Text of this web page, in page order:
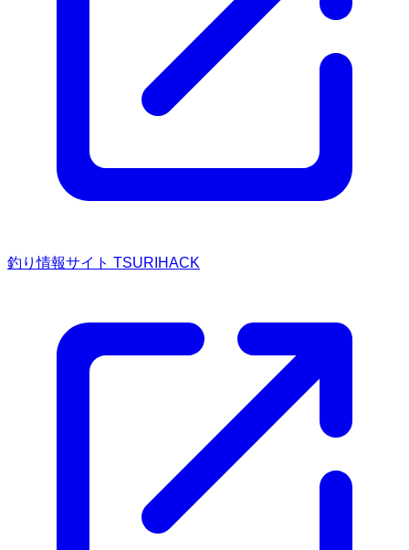
釣り情報サイト TSURIHACK